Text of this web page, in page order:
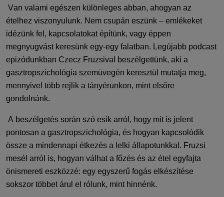
Van valami egészen különleges abban, ahogyan az
ételhez viszonyulunk. Nem csupán eszünk – emlékeket
idézünk fel, kapcsolatokat építünk, vagy éppen
megnyugvást keresünk egy-egy falatban. Legújabb podcast
epizódunkban Czecz Fruzsival beszélgettünk, aki a
gasztropszichológia szemüvegén keresztül mutatja meg,
mennyivel több rejlik a tányérunkon, mint elsőre
gondolnánk.
A beszélgetés során szó esik arról, hogy mit is jelent
pontosan a gasztropszichológia, és hogyan kapcsolódik
össze a mindennapi étkezés a lelki állapotunkkal. Fruzsi
mesél arról is, hogyan válhat a főzés és az étel egyfajta
önismereti eszközzé: egy egyszerű fogás elkészítése
sokszor többet árul el rólunk, mint hinnénk.